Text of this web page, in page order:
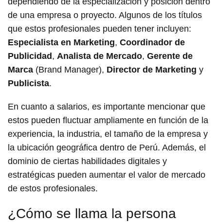
de una empresa o proyecto. Algunos de los títulos
que estos profesionales pueden tener incluyen:
Especialista en Marketing, Coordinador de
Publicidad, Analista de Mercado, Gerente de
Marca (Brand Manager), Director de Marketing y
Publicista.
En cuanto a salarios, es importante mencionar que
estos pueden fluctuar ampliamente en función de la
experiencia, la industria, el tamaño de la empresa y
la ubicación geográfica dentro de Perú. Además, el
dominio de ciertas habilidades digitales y
estratégicas pueden aumentar el valor de mercado
de estos profesionales.
¿Cómo se llama la persona